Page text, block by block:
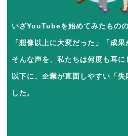
いざYouTubeを始めてみたもの
「想像以上に大変だった」「成
そんな声を、私たちは何度も耳に
以下に、企業が直面しやすい「
した。